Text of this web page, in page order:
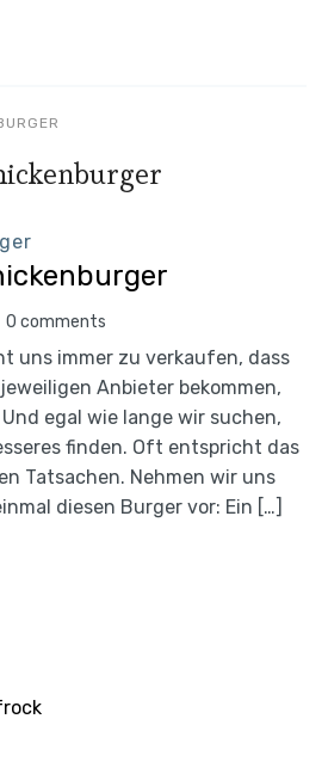
0 comments
uns immer zu verkaufen, dass
Anbieter bekommen,
egal wie lange wir suchen,
finden. Oft entspricht das
Tatsachen. Nehmen wir uns
diesen Burger vor: Ein […]